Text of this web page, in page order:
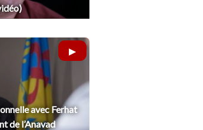
avec Ferhat
de l’Anavad